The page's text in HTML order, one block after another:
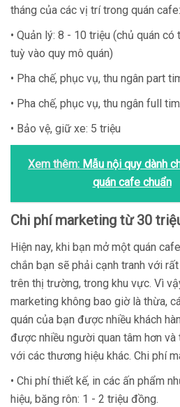
tháng của các vị trí trong quán cafe:
• Quản lý: 8 - 10 triệu (chủ quán
tuỳ vào quy mô quán)
• Pha chế, phục vụ, thu ngân part
• Pha chế, phục vụ, thu ngân full
• Bảo vệ, giữ xe: 5 triệu
Xem thêm: Mẫu nội quy dành
quán cafe chuẩn
Chi phí marketing từ 30
Hiện nay, khi bạn mở một quán
chắn bạn sẽ phải cạnh tranh với
trên thị trường, trong khu vực. Vì
marketing không bao giờ là thừa,
quán của bạn được nhiều khách
được nhiều người quan tâm hơn và
với các thương hiệu khác. Chi phí
• Chi phí thiết kế, in các ấn phẩm
hiệu, băng rôn: 1 - 2 triệu đồng.